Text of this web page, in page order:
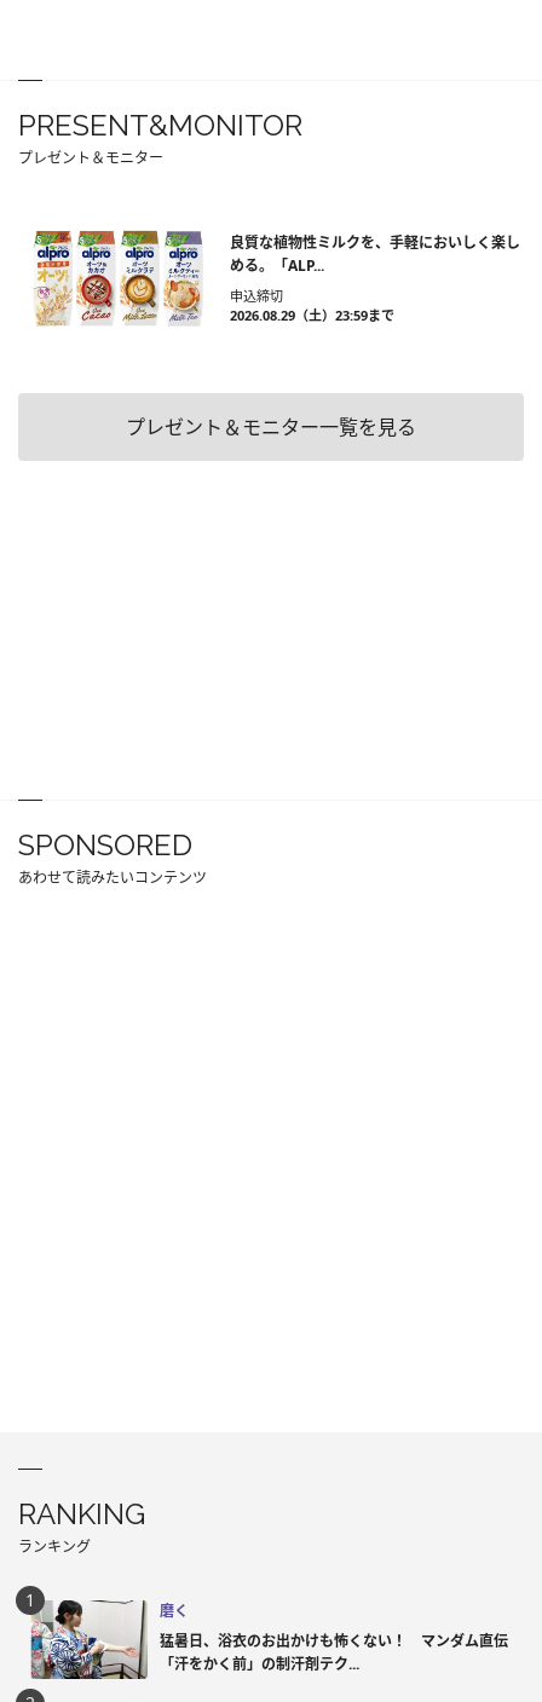
PRESENT&MONITOR
プレゼント＆モニター
良質な植物性ミルクを、手軽においしく楽し
める。「ALP...
申込締切
2026.08.29（土）23:59まで
プレゼント＆モニター一覧を見る
SPONSORED
あわせて読みたいコンテンツ
RANKING
ランキング
磨く
猛暑日、浴衣のお出かけも怖くない！ マンダム直伝
「汗をかく前」の制汗剤テク...